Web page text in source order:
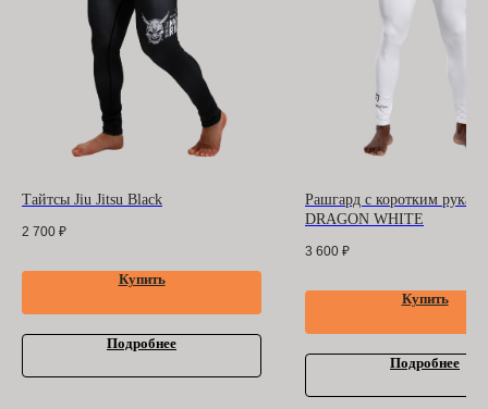
Тайтсы Jiu Jitsu Black
2 700 ₽
Купить
Подробнее
Рашгард с коротким
DRAGON WHITE
3 600 ₽
Купить
Подробнее
и политика
конфиденциальности
Помощь покупателю